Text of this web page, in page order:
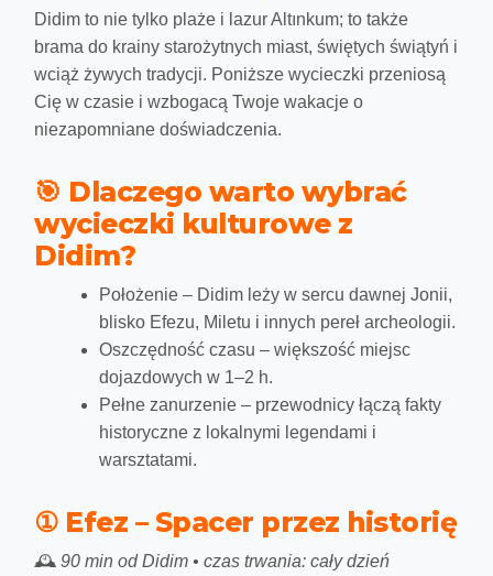
Didim to nie tylko plaże i lazur Altınkum; to także
brama do krainy starożytnych miast, świętych świątyń i
wciąż żywych tradycji. Poniższe wycieczki przeniosą
Cię w czasie i wzbogacą Twoje wakacje o
niezapomniane doświadczenia.
🎯 Dlaczego warto wybrać
wycieczki kulturowe z
Didim?
Położenie – Didim leży w sercu dawnej Jonii,
blisko Efezu, Miletu i innych pereł archeologii.
Oszczędność czasu – większość miejsc
dojazdowych w 1–2 h.
Pełne zanurzenie – przewodnicy łączą fakty
historyczne z lokalnymi legendami i
warsztatami.
① Efez – Spacer przez historię
🕰️ 90 min od Didim • czas trwania: cały dzień